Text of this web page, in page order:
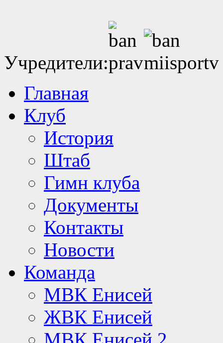
Учредители:
Главная
Клуб
История
Штаб
Гимн клуба
Документы
Контакты
Новости
Команда
МВК Енисей
ЖВК Енисей